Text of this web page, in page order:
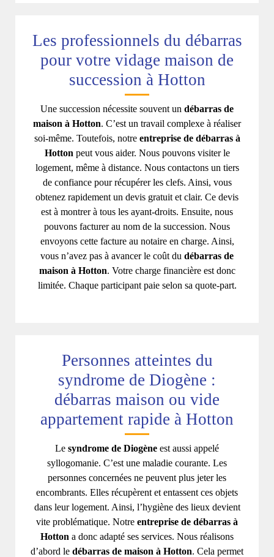
Les professionnels du débarras
pour votre vidage maison de
succession à Hotton
Une succession nécessite souvent un débarras de
maison à Hotton. C’est un travail complexe à réaliser
soi-même. Toutefois, notre entreprise de débarras à
Hotton peut vous aider. Nous pouvons visiter le
logement, même à distance. Nous contactons un tiers
de confiance pour récupérer les clefs. Ainsi, vous
obtenez rapidement un devis gratuit et clair. Ce devis
est à montrer à tous les ayant-droits. Ensuite, nous
pouvons facturer au nom de la succession. Nous
envoyons cette facture au notaire en charge. Ainsi,
vous n’avez pas à avancer le coût du débarras de
maison à Hotton. Votre charge financière est donc
limitée. Chaque participant paie selon sa quote-part.
Personnes atteintes du
syndrome de Diogène :
débarras maison ou vide
appartement rapide à Hotton
Le syndrome de Diogène est aussi appelé
syllogomanie. C’est une maladie courante. Les
personnes concernées ne peuvent plus jeter les
encombrants. Elles récupèrent et entassent ces objets
dans leur logement. Ainsi, l’hygiène des lieux devient
vite problématique. Notre entreprise de débarras à
Hotton a donc adapté ses services. Nous réalisons
d’abord le débarras de maison à Hotton. Cela permet